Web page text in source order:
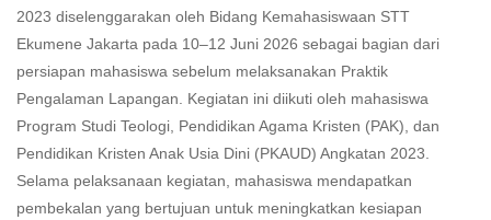
2023 diselenggarakan oleh Bidang Kemahasiswaan STT
Ekumene Jakarta pada 10–12 Juni 2026 sebagai bagian dari
persiapan mahasiswa sebelum melaksanakan Praktik
Pengalaman Lapangan. Kegiatan ini diikuti oleh mahasiswa
Program Studi Teologi, Pendidikan Agama Kristen (PAK), dan
Pendidikan Kristen Anak Usia Dini (PKAUD) Angkatan 2023.
Selama pelaksanaan kegiatan, mahasiswa mendapatkan
pembekalan yang bertujuan untuk meningkatkan kesiapan